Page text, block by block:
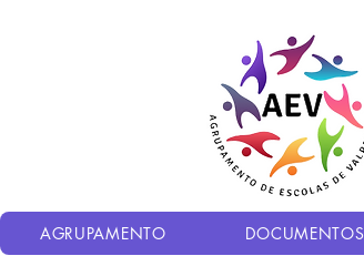
AGRUPAMENTO DOCUMENTOS